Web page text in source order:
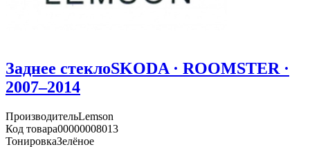
Заднее стеклоSKODA · ROOMSTER ·
2007–2014
ПроизводительLemson
Код товара00000008013
ТонировкаЗелёное